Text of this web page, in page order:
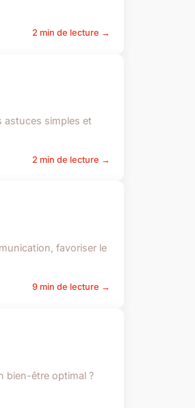
2 min de lecture →
astuces simples et
2 min de lecture →
favoriser le
9 min de lecture →
bien-être optimal ?